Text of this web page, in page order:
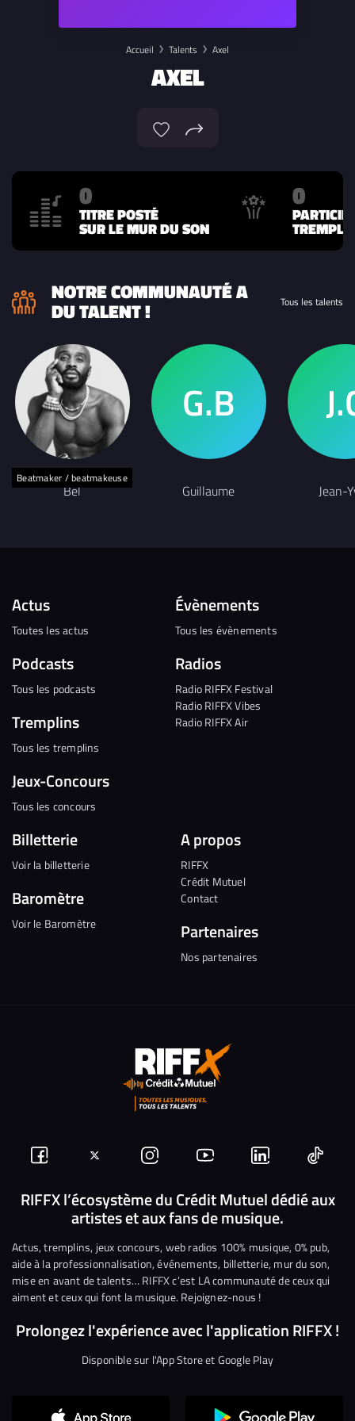
Accueil Talents Axel
AXEL
0
TITRE POSTÉ
SUR LE MUR DU SON
0
NOTRE COMMUNAUTÉ A
DU TALENT ! Tous les talents
Beatmaker / beatmakeuse
Bel Guillaume Jean-
Actus
Toutes les actus
Podcasts
Tous les podcasts
Tremplins
Tous les tremplins
Jeux-Concours
Tous les concours
Évènements
Tous les évènements
Radios
Radio RIFFX Festival
Radio RIFFX Vibes
Radio RIFFX Air
Billetterie
Voir la billetterie
Baromètre
Voir le Baromètre
A propos
RIFFX
Crédit Mutuel
Contact
Partenaires
Nos partenaires
Suivez-
nous
Facebook
Suivez-
nous
sur
Twitter
Nous
rejoindre
sur
Instagram
Nous
rejoindre
sur
YouTube
Nous
rejoindre
sur
Linkedin
Nous
RIFFX l’écosystème du Crédit Mutuel dédié aux
artistes et aux fans de musique.
Actus, tremplins, jeux concours, web radios 100% musique, 0% pub,
aide à la professionnalisation, événements, billetterie, mur du son,
mise en avant de talents… RIFFX c’est LA communauté de ceux qui
aiment et ceux qui font la musique. Rejoignez-nous !
Prolongez l'expérience avec l'application RIFFX !
Disponible sur l'App Store et Google Play